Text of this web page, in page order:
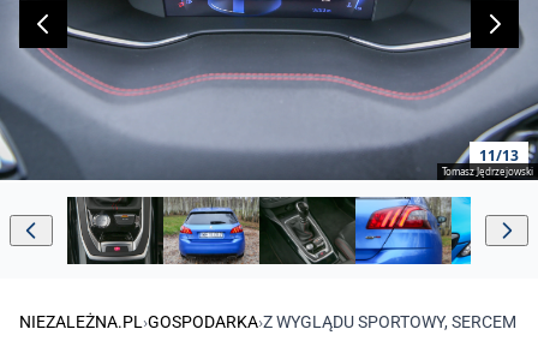
11/13
Tomasz Jędrzejowski
NIEZALEŻNA.PL ›GOSPODARKA›Z WYGLĄDU SPORTOWY, SERCEM